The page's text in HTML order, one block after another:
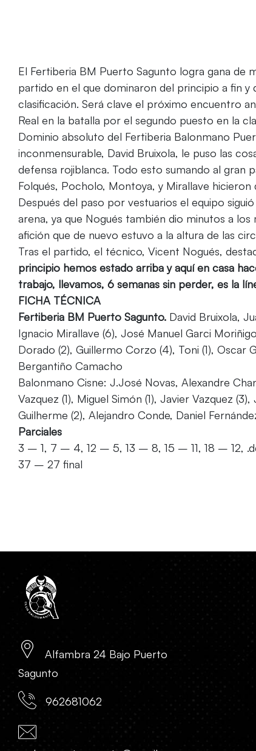
El Fertiberia BM Puerto Sagunto logra gana de
partido en el que dominaron del principio a fin y
clasificación. Será clave el próximo encuentro
Real en la batalla por el segundo puesto en la
Dominio absoluto del Fertiberia Balonmano
inconmensurable, David Bruixola, le puso las
defensa rojiblanca. Todo esto sumando al gran
Folqués, Pocholo, Montoya, y Mirallave
Después del paso por vestuarios el equipo
arena, ya que Nogués también dio minutos a
afición que de nuevo estuvo a la altura de las
Tras el partido, el técnico, Vicent Nogués,
principio hemos estado arriba y aquí en casa
trabajo, llevamos, 6 semanas sin perder, es la
FICHA TÉCNICA
Fertiberia BM Puerto Sagunto. David Bruixola,
Ignacio Mirallave (6), José Manuel Garci
Dorado (2), Guillermo Corzo (4), Toni (1), Oscar
Bergantiño Camacho
Balonmano Cisne: J.José Novas, Alexandre
Vazquez (1), Miguel Simón (1), Javier Vazquez
Guilherme (2), Alejandro Conde, Daniel
Parciales
3 – 1, 7 – 4, 12 – 5, 13 – 8, 15 – 11, 18 – 12,
37 – 27 final
Alfambra 24 Bajo Puerto
Sagunto
962681062